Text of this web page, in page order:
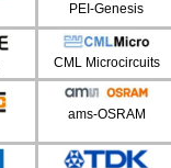
PEI-Genesis
CML Microcircuits
ams-OSRAM